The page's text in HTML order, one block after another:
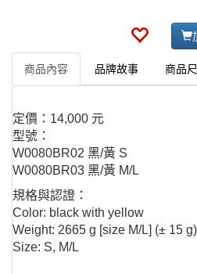
商品內容 品牌故事 商品
定價：14,000 元
型號：
W0080BR02 黑/黃 S
W0080BR03 黑/黃 M/L
規格與認證：
Color: black with yellow
Weight: 2665 g [size M/L] (± 15
Size: S, M/L